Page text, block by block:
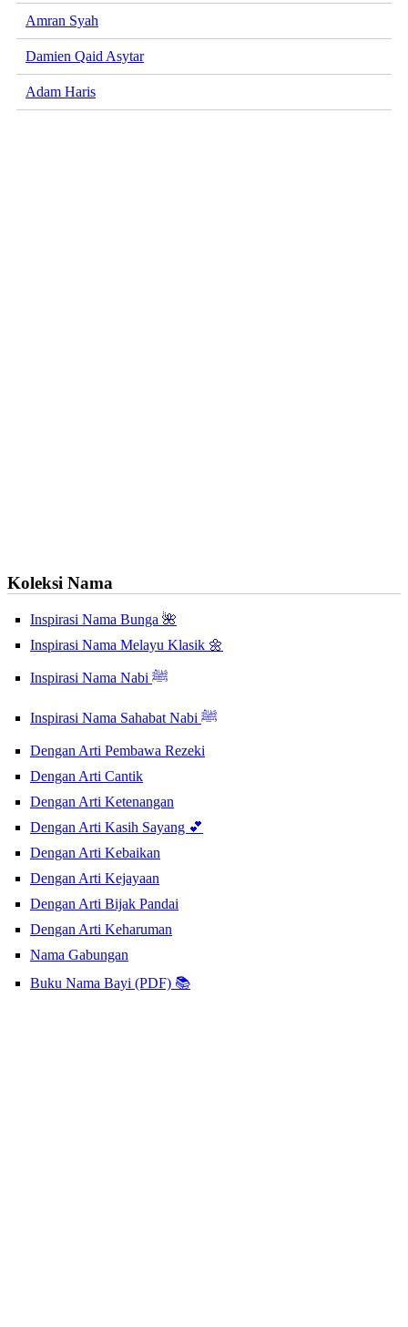
Amran Syah
Damien Qaid Asytar
Adam Haris
Koleksi Nama
Inspirasi Nama Bunga 🌺
Inspirasi Nama Melayu Klasik 🌼
Inspirasi Nama Nabi ﷺ
Inspirasi Nama Sahabat Nabi ﷺ
Dengan Arti Pembawa Rezeki
Dengan Arti Cantik
Dengan Arti Ketenangan
Dengan Arti Kasih Sayang 💕
Dengan Arti Kebaikan
Dengan Arti Kejayaan
Dengan Arti Bijak Pandai
Dengan Arti Keharuman
Nama Gabungan
Buku Nama Bayi (PDF) 📚